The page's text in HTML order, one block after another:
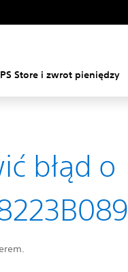
PS Store i zwrot pieniędzy
błąd o